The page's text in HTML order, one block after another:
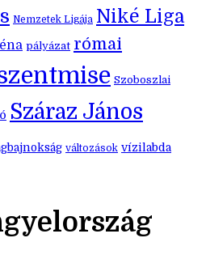
Nemzetek Ligája Niké Liga
pályázat római
Szoboszlai
Száraz János
változások vízilabda